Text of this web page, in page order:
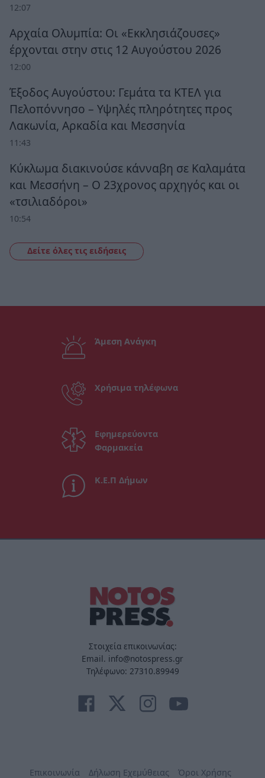
12:07
Αρχαία Ολυμπία: Οι «Εκκλησιάζουσες»
έρχονται στην στις 12 Αυγούστου 2026
12:00
Έξοδος Αυγούστου: Γεμάτα τα ΚΤΕΛ για
Πελοπόννησο – Υψηλές πληρότητες προς
Λακωνία, Αρκαδία και Μεσσηνία
11:43
Κύκλωμα διακινούσε κάνναβη σε Καλαμάτα
και Μεσσήνη – Ο 23χρονος αρχηγός και οι
«τσιλιαδόροι»
10:54
Δείτε όλες τις ειδήσεις
Άμεση Ανάγκη
Χρήσιμα τηλέφωνα
Εφημερεύοντα
Φαρμακεία
Κ.Ε.Π Δήμων
Στοιχεία επικοινωνίας:
Email. info@notospress.gr
Τηλέφωνο: 27310.89949
Επικοινωνία Δήλωση Εχεμύθειας Όροι Χρήσης